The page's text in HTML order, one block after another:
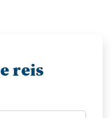
reis